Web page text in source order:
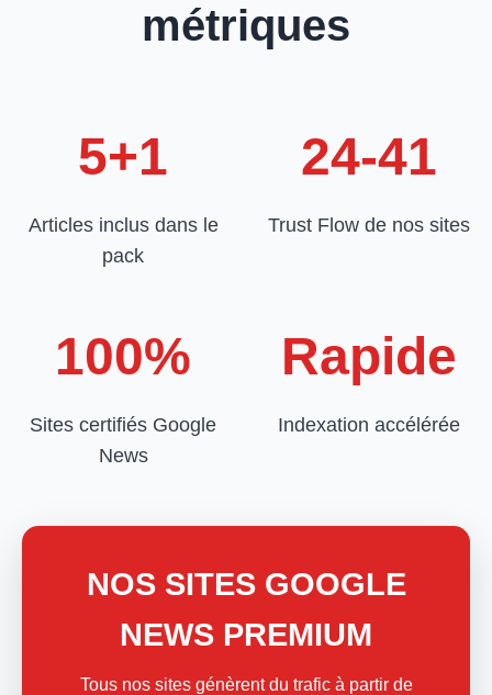
métriques
5+1
Articles inclus dans le
pack
24-41
Trust Flow de nos sites
100%
Sites certifiés Google
News
Rapide
Indexation accélérée
NOS SITES GOOGLE
NEWS PREMIUM
Tous nos sites génèrent du trafic à partir de